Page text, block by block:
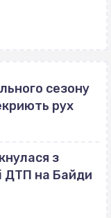
сезону
рух
з
ДТП на Байди